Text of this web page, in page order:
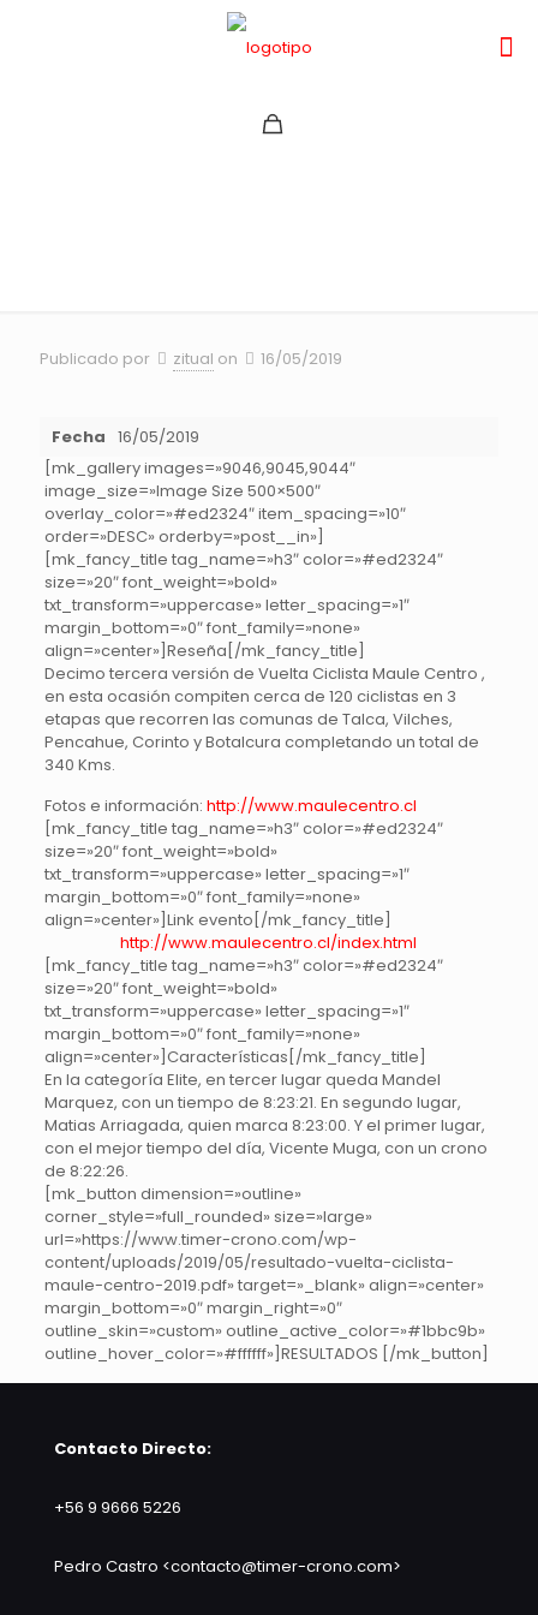
Publicado por zitual on 16/05/2019
Fecha 16/05/2019
[mk_gallery images=»9046,9045,9044″
image_size=»Image Size 500×500″
overlay_color=»#ed2324″ item_spacing=»10″
order=»DESC» orderby=»post__in»]
[mk_fancy_title tag_name=»h3″ color=»#ed2324″
size=»20″ font_weight=»bold»
txt_transform=»uppercase» letter_spacing=»1″
margin_bottom=»0″ font_family=»none»
align=»center»]Reseña[/mk_fancy_title]
Decimo tercera versión de Vuelta Ciclista Maule Centro ,
en esta ocasión compiten cerca de 120 ciclistas en 3
etapas que recorren las comunas de Talca, Vilches,
Pencahue, Corinto y Botalcura completando un total de
340 Kms.
Fotos e información: http://www.maulecentro.cl
[mk_fancy_title tag_name=»h3″ color=»#ed2324″
size=»20″ font_weight=»bold»
txt_transform=»uppercase» letter_spacing=»1″
margin_bottom=»0″ font_family=»none»
align=»center»]Link evento[/mk_fancy_title]
http://www.maulecentro.cl/index.html
[mk_fancy_title tag_name=»h3″ color=»#ed2324″
size=»20″ font_weight=»bold»
txt_transform=»uppercase» letter_spacing=»1″
margin_bottom=»0″ font_family=»none»
align=»center»]Características[/mk_fancy_title]
En la categoría Elite, en tercer lugar queda Mandel
Marquez, con un tiempo de 8:23:21. En segundo lugar,
Matias Arriagada, quien marca 8:23:00. Y el primer lugar,
con el mejor tiempo del día, Vicente Muga, con un crono
de 8:22:26.
[mk_button dimension=»outline»
corner_style=»full_rounded» size=»large»
url=»https://www.timer-crono.com/wp-
content/uploads/2019/05/resultado-vuelta-ciclista-
maule-centro-2019.pdf» target=»_blank» align=»center»
margin_bottom=»0″ margin_right=»0″
outline_skin=»custom» outline_active_color=»#1bbc9b»
outline_hover_color=»#ffffff»]RESULTADOS [/mk_button]
Contacto Directo:
+56 9 9666 5226
Pedro Castro <contacto@timer-crono.com>